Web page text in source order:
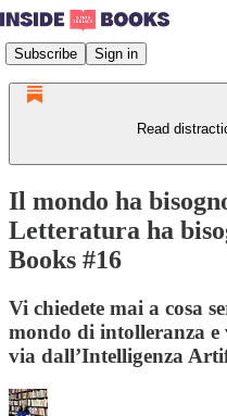
Subscribe Sign in
Read
Il mondo ha
Letteratura ha
Books #16
Vi chiedete mai a cosa
mondo di intolleranza e
via dall’Intelligenza